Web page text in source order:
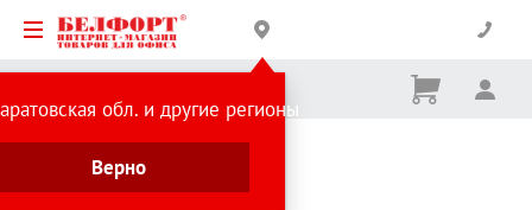
обл. и другие регионы
Верно
Корзина
Ничего
Главная страница
Каталог